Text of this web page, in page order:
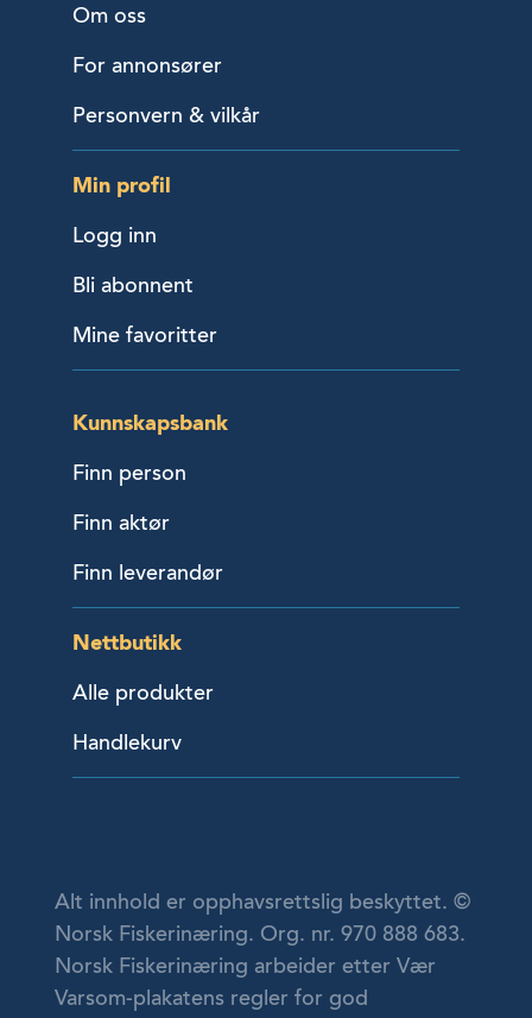
Om oss
For annonsører
Personvern & vilkår
Min profil
Logg inn
Bli abonnent
Mine favoritter
Kunnskapsbank
Finn person
Finn aktør
Finn leverandør
Nettbutikk
Alle produkter
Handlekurv
Alt innhold er opphavsrettslig beskyttet. ©
Norsk Fiskerinæring. Org. nr. 970 888 683.
Norsk Fiskerinæring arbeider etter Vær
Varsom-plakatens regler for god